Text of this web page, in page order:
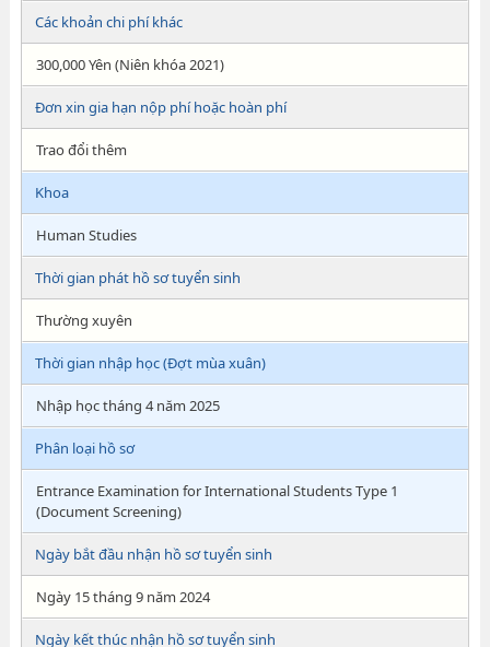
Các khoản chi phí khác
300,000 Yên (Niên khóa 2021)
Đơn xin gia hạn nộp phí hoặc hoàn phí
Trao đổi thêm
Khoa
Human Studies
Thời gian phát hồ sơ tuyển sinh
Thường xuyên
Thời gian nhập học (Đợt mùa xuân)
Nhập học tháng 4 năm 2025
Phân loại hồ sơ
Entrance Examination for International Students Type 1
(Document Screening)
Ngày bắt đầu nhận hồ sơ tuyển sinh
Ngày 15 tháng 9 năm 2024
Ngày kết thúc nhận hồ sơ tuyển sinh